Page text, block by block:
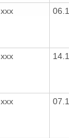
xxx
xxx
xxx